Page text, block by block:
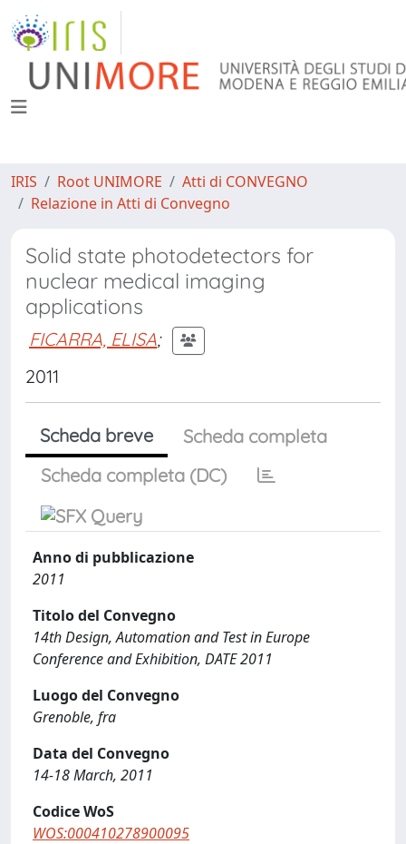
IRIS Root UNIMORE
Atti di CONVEGNO
Relazione in Atti di Convegno
Solid state photodetectors for
nuclear medical imaging
applications
FICARRA, ELISA;
2011
Scheda breve
Scheda completa
Scheda completa (DC)
Anno di pubblicazione
2011
Titolo del Convegno
14th Design, Automation and Test in Europe
Conference and Exhibition, DATE 2011
Luogo del Convegno
Grenoble, fra
Data del Convegno
14-18 March, 2011
Codice WoS
WOS:000410278900095